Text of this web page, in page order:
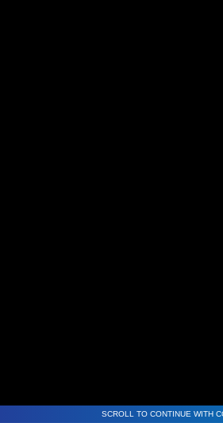
SCROLL TO CONTINUE WITH